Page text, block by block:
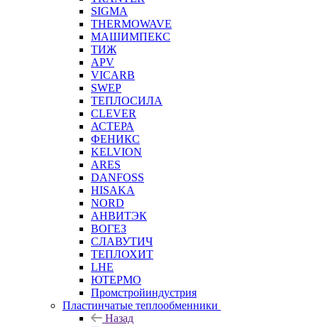
SIGMA
THERMOWAVE
МАШИМПЕКС
ТИЖ
APV
VICARB
SWEP
ТЕПЛОСИЛА
CLEVER
АСТЕРА
ФЕНИКС
KELVION
ARES
DANFOSS
HISAKA
NORD
АНВИТЭК
ВОГЕЗ
СЛАВУТИЧ
ТЕПЛОХИТ
LHE
ЮТЕРМО
Промстройиндустрия
Пластинчатые теплообменники
Назад